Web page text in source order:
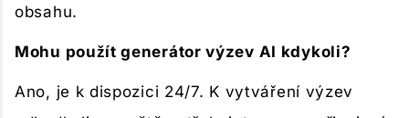
obsahu.
Mohu použít generátor výzev AI kdykoli?
Ano, je k dispozici 24/7. K vytváření výzev